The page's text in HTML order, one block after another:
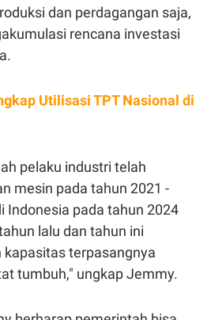
dan perdagangan saja,
rencana investasi
Utilisasi TPT Nasional di
pelaku industri telah
mesin pada tahun 2021 -
Indonesia pada tahun 2024
lalu dan tahun ini
terpasangnya
tumbuh," ungkap Jemmy.